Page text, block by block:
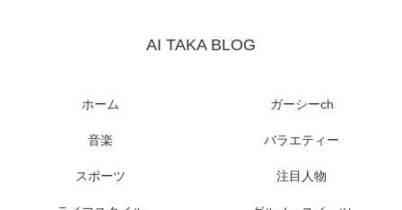
AI TAKA BLOG
ホーム ガーシーch
音楽 バラエティー
スポーツ 注目人物